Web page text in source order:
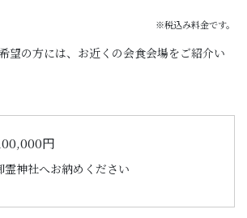
※税込み料金です。
望の方には、お近くの会食会場をご紹介い
円
神社へお納めください